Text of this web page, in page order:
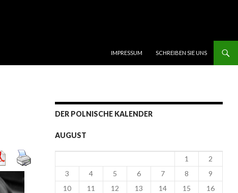
IMPRESSUM
SCHREIBEN SIE UNS
DER POLNISCHE KALENDER
AUGUST
1
2
3
4 5 6 7 8
9
10
11 12 13 14 15
16